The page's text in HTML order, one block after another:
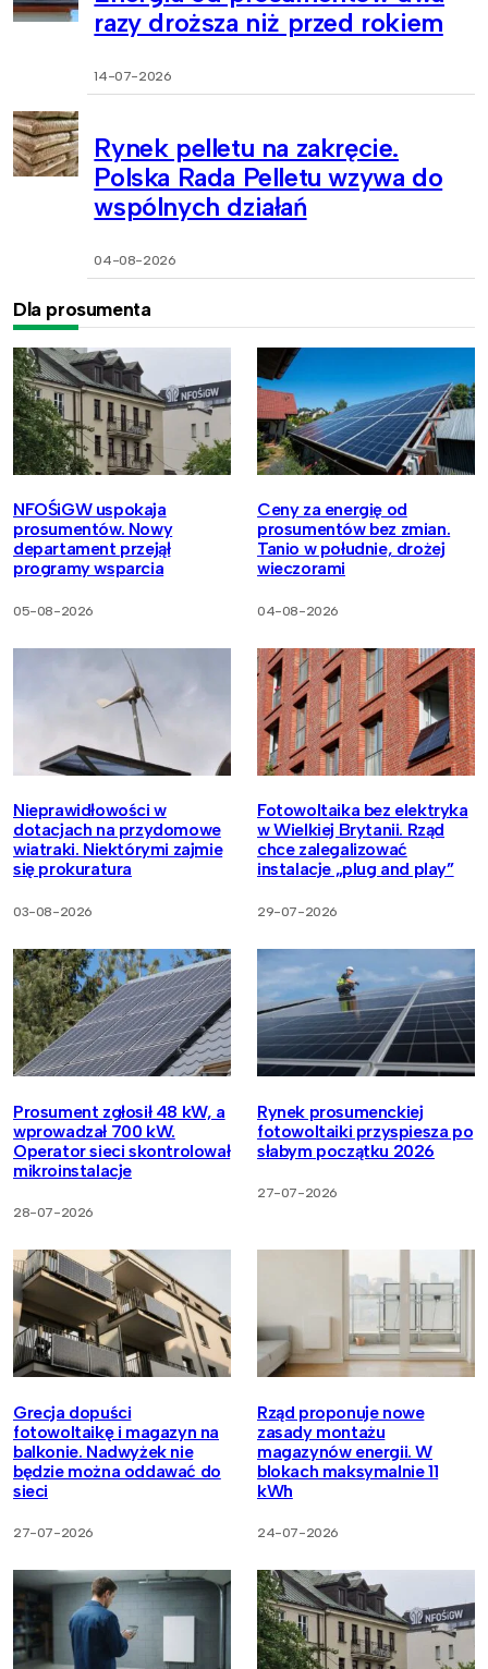
razy droższa niż przed rokiem
14-07-2026
Rynek pelletu na zakręcie.
Polska Rada Pelletu wzywa do
wspólnych działań
04-08-2026
Dla prosumenta
NFOŚiGW uspokaja
prosumentów. Nowy
departament przejął
programy wsparcia
05-08-2026
Ceny za energię od
prosumentów bez zmian.
Tanio w południe, drożej
wieczorami
04-08-2026
Nieprawidłowości w
dotacjach na przydomowe
wiatraki. Niektórymi zajmie
się prokuratura
03-08-2026
Fotowoltaika bez elektryka
w Wielkiej Brytanii. Rząd
chce zalegalizować
instalacje „plug and play”
29-07-2026
Prosument zgłosił 48 kW, a
wprowadzał 700 kW.
Operator sieci skontrolował
mikroinstalacje
28-07-2026
Rynek prosumenckiej
fotowoltaiki przyspiesza po
słabym początku 2026
27-07-2026
Grecja dopuści
fotowoltaikę i magazyn na
balkonie. Nadwyżek nie
będzie można oddawać do
sieci
27-07-2026
Rząd proponuje nowe
zasady montażu
magazynów energii. W
blokach maksymalnie 11
kWh
24-07-2026